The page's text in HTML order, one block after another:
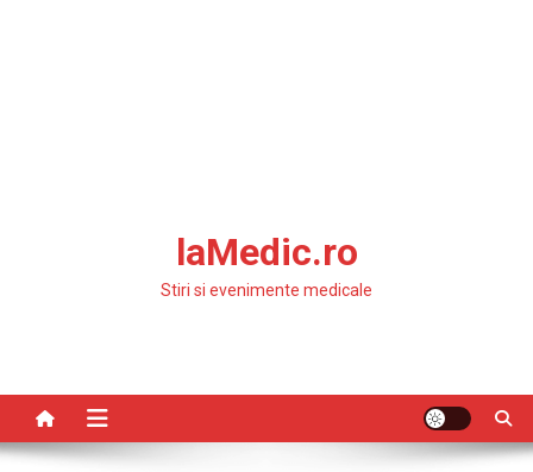
laMedic.ro
Stiri si evenimente medicale